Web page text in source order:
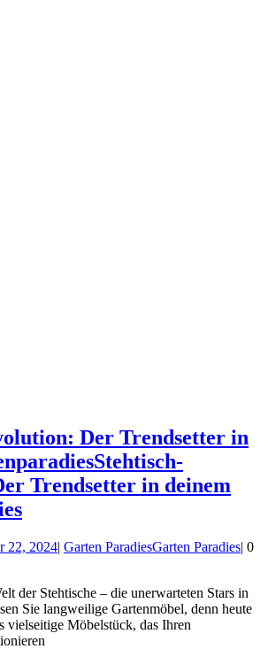
Der Trendsetter in
Stehtisch-
Trendsetter in deinem
22, 2024| Garten ParadiesGarten Paradies| 0
der Stehtische – die unerwarteten Stars in
Sie langweilige Gartenmöbel, denn heute
vielseitige Möbelstück, das Ihren